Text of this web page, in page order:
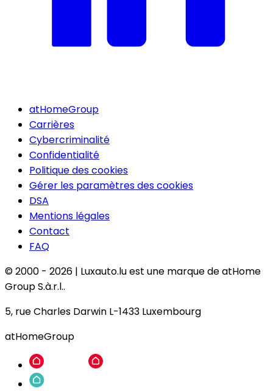
atHomeGroup
Carrières
Cybercriminalité
Confidentialité
Politique des cookies
Gérer les paramètres des cookies
DSA
Mentions légales
Contact
FAQ
© 2000 - 2026 | Luxauto.lu est une marque de atHome
Group S.à.r.l..
5, rue Charles Darwin L-1433 Luxembourg
atHomeGroup